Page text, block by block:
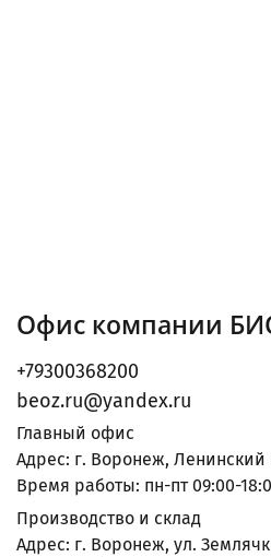
Офис компании
+79300368200
beoz.ru@yandex.ru
Главный офис
Адрес: г. Воронеж, Ленинский
Время работы: пн-пт 09:00-
Производство и склад
Адрес: г. Воронеж, ул.